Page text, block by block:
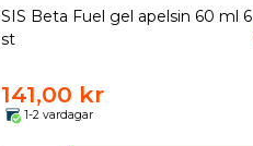
SIS Beta Fuel gel apelsin 60 ml 6
st
141,00 kr
1-2 vardagar